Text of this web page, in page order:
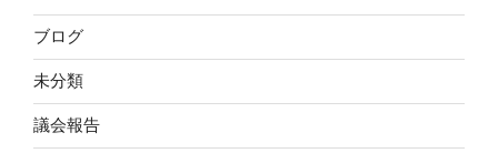
ブログ
未分類
議会報告